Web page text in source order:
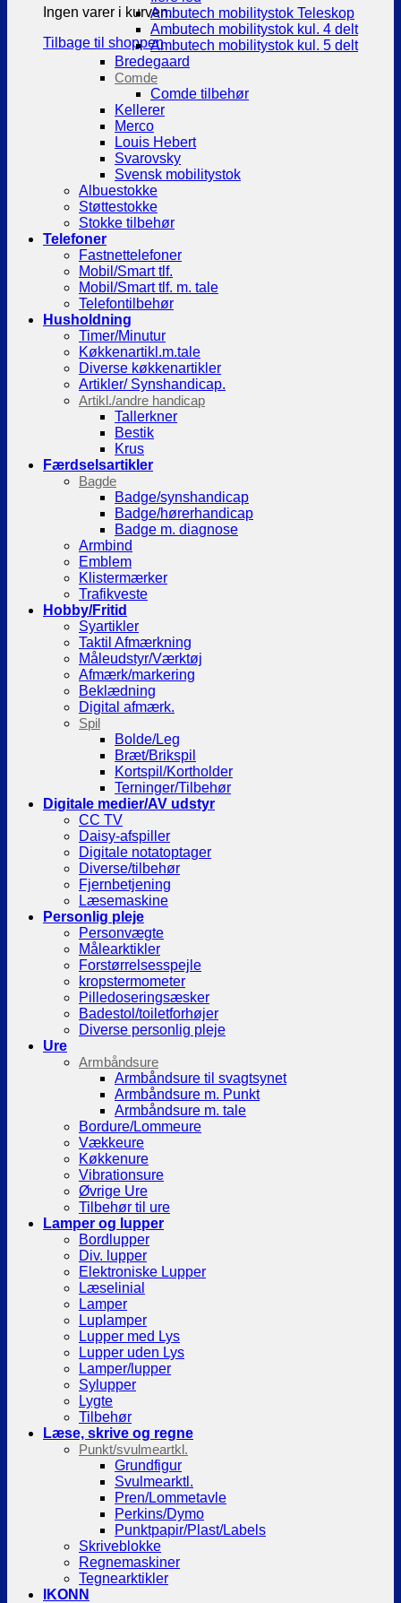
Ingen varer i kurven.
Tilbage til shoppen
Ambutech mobilitystok Teleskop
Ambutech mobilitystok kul. 4 delt
Ambutech mobilitystok kul. 5 delt
Bredegaard
Comde
Comde tilbehør
Kellerer
Merco
Louis Hebert
Svarovsky
Svensk mobilitystok
Albuestokke
Støttestokke
Stokke tilbehør
Telefoner
Fastnettelefoner
Mobil/Smart tlf.
Mobil/Smart tlf. m. tale
Telefontilbehør
Husholdning
Timer/Minutur
Køkkenartikl.m.tale
Diverse køkkenartikler
Artikler/ Synshandicap.
Artikl./andre handicap
Tallerkner
Bestik
Krus
Færdselsartikler
Bagde
Badge/synshandicap
Badge/hørerhandicap
Badge m. diagnose
Armbind
Emblem
Klistermærker
Trafikveste
Hobby/Fritid
Syartikler
Taktil Afmærkning
Måleudstyr/Værktøj
Afmærk/markering
Beklædning
Digital afmærk.
Spil
Bolde/Leg
Bræt/Brikspil
Kortspil/Kortholder
Terninger/Tilbehør
Digitale medier/AV udstyr
CC TV
Daisy-afspiller
Digitale notatoptager
Diverse/tilbehør
Fjernbetjening
Læsemaskine
Personlig pleje
Personvægte
Målearktikler
Forstørrelsesspejle
kropstermometer
Pilledoseringsæsker
Badestol/toiletforhøjer
Diverse personlig pleje
Ure
Armbåndsure
Armbåndsure til svagtsynet
Armbåndsure m. Punkt
Armbåndsure m. tale
Bordure/Lommeure
Vækkeure
Køkkenure
Vibrationsure
Øvrige Ure
Tilbehør til ure
Lamper og lupper
Bordlupper
Div. lupper
Elektroniske Lupper
Læselinial
Lamper
Luplamper
Lupper med Lys
Lupper uden Lys
Lamper/lupper
Sylupper
Lygte
Tilbehør
Læse, skrive og regne
Punkt/svulmeartkl.
Grundfigur
Svulmearktl.
Pren/Lommetavle
Perkins/Dymo
Punktpapir/Plast/Labels
Skriveblokke
Regnemaskiner
Tegnearktikler
IKONN